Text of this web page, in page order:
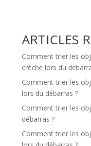
ARTICLES
Comment trier les
crèche lors du
Comment trier les
lors du débarras ?
Comment trier les
débarras ?
Comment trier les